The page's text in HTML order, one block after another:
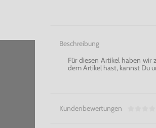
Beschreibung
Für diesen Artikel haben wir
dem Artikel hast, kannst Du
Kundenbewertungen